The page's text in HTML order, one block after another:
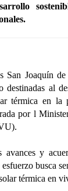
San Joaquín
destinadas al
térmica en la
por l
y
esfuerzo busca
térmica en